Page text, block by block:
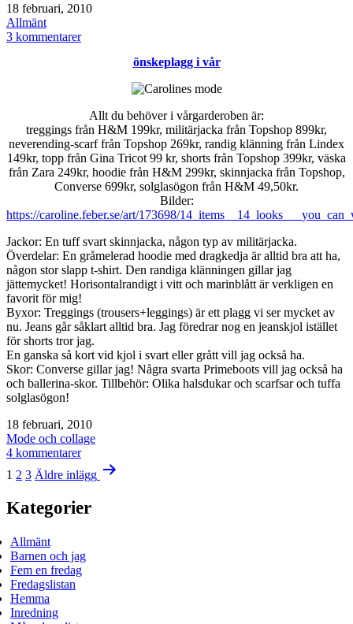
Publicerat
den
18 februari, 2010
Kategoriserat
som
Allmänt
3 kommentarertill
önskeplagg i vår
Allt du behöver i vårgarderoben är:
treggings från H&M 199kr, militärjacka från Topshop 899kr,
neverending-scarf från Topshop 269kr, randig klänning från Lindex
149kr, topp från Gina Tricot 99 kr, shorts från Topshop 399kr, väska
från Zara 249kr, hoodie från H&M 299kr, skinnjacka från Topshop,
Converse 699kr, solglasögon från H&M 49,50kr.
Bilder:
https://caroline.feber.se/art/173698/
Jackor: En tuff svart skinnjacka, någon typ av militärjacka.
Överdelar: En gråmelerad hoodie med dragkedja är alltid bra att ha,
någon stor slapp t-shirt. Den randiga klänningen gillar jag
jättemycket! Horisontalrandigt i vitt och marinblått är verkligen en
favorit för mig!
Byxor: Treggings (trousers+leggings) är ett plagg vi ser mycket av
nu. Jeans går såklart alltid bra. Jag föredrar nog en jeanskjol istället
för shorts tror jag.
En ganska så kort vid kjol i svart eller grått vill jag också ha.
Skor: Converse gillar jag! Några svarta Primeboots vill jag också ha
och ballerina-skor. Tillbehör: Olika halsdukar och scarfsar och tuffa
solglasögon!
Publicerat
den
18 februari, 2010
Kategoriserat
som
Mode och collage
4 kommentarertill
önskeplagg
i
Sidnumrering
inlägg
1 2 3 Äldre inlägg
Kategorier
Allmänt
Barnen och jag
Fem en fredag
Fredagslistan
Hemma
Inredning